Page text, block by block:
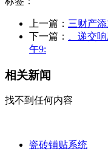
上一篇： 三财产
下一篇：
、递交
午9:
相关新闻
找不到任何内容
瓷砖铺贴系统